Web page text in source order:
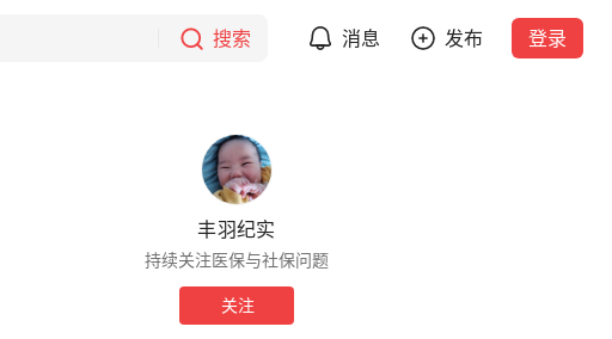
搜索 消息 发布 登录
丰羽纪实
持续关注医保与社保问题
关注